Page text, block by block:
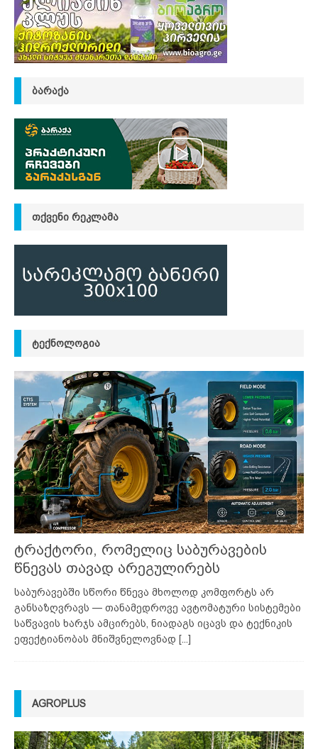
ᲑᲐᲠᲐᲥᲐ
ᲗᲥᲕᲔᲜᲘ ᲠᲔᲙᲚᲐᲛᲐ
ᲢᲔᲥᲜᲝᲚᲝᲒᲘᲐ
ტრაქტორი, რომელიც საბურავების
წნევას თავად არეგულირებს
საბურავებში სწორი წნევა მხოლოდ კომფორტს არ
განსაზღვრავს — თანამედროვე ავტომატური სისტემები
საწვავის ხარჯს ამცირებს, ნიადაგს იცავს და ტექნიკის
ეფექტიანობას მნიშვნელოვნად [...]
AGROPLUS